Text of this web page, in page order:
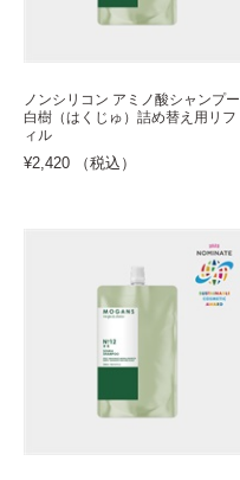
ノンシリコン アミノ酸シャンプー
白樹（はくじゅ）詰め替え用リフ
ィル
¥2,420 （税込）